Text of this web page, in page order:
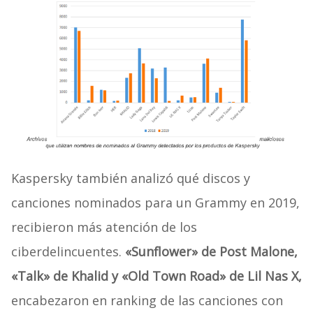
Kaspersky también analizó qué discos y
canciones nominados para un Grammy en 2019,
recibieron más atención de los
ciberdelincuentes. «Sunflower» de Post Malone,
«Talk» de Khalid y «Old Town Road» de Lil Nas X,
encabezaron en ranking de las canciones con